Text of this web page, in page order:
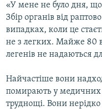
«У мене не було дня,
Збір органів від
випадках, коли це
не з легких. Майже 80
легенів не надаються
Найчастіше вони
помирають у медичних
труднощі. Вони